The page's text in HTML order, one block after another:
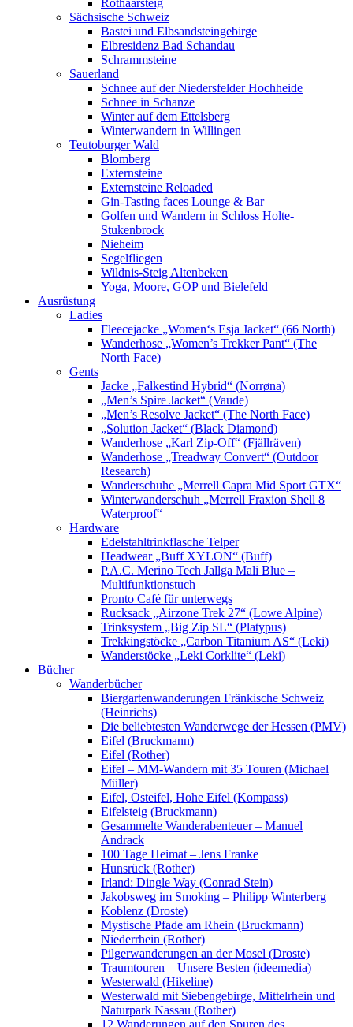
Rothaarsteig
Sächsische Schweiz
Bastei und Elbsandsteingebirge
Elbresidenz Bad Schandau
Schrammsteine
Sauerland
Schnee auf der Niedersfelder Hochheide
Schnee in Schanze
Winter auf dem Ettelsberg
Winterwandern in Willingen
Teutoburger Wald
Blomberg
Externsteine
Externsteine Reloaded
Gin-Tasting faces Lounge & Bar
Golfen und Wandern in Schloss Holte-
Stukenbrock
Nieheim
Segelfliegen
Wildnis-Steig Altenbeken
Yoga, Moore, GOP und Bielefeld
Ausrüstung
Ladies
Fleecejacke „Women‘s Esja Jacket“ (66 North)
Wanderhose „Women’s Trekker Pant“ (The
North Face)
Gents
Jacke „Falkestind Hybrid“ (Norrøna)
„Men’s Spire Jacket“ (Vaude)
„Men’s Resolve Jacket“ (The North Face)
„Solution Jacket“ (Black Diamond)
Wanderhose „Karl Zip-Off“ (Fjällräven)
Wanderhose „Treadway Convert“ (Outdoor
Research)
Wanderschuhe „Merrell Capra Mid Sport GTX“
Winterwanderschuh „Merrell Fraxion Shell 8
Waterproof“
Hardware
Edelstahltrinkflasche Telper
Headwear „Buff XYLON“ (Buff)
P.A.C. Merino Tech Jallga Mali Blue –
Multifunktionstuch
Pronto Café für unterwegs
Rucksack „Airzone Trek 27“ (Lowe Alpine)
Trinksystem „Big Zip SL“ (Platypus)
Trekkingstöcke „Carbon Titanium AS“ (Leki)
Wanderstöcke „Leki Corklite“ (Leki)
Bücher
Wanderbücher
Biergartenwanderungen Fränkische Schweiz
(Heinrichs)
Die beliebtesten Wanderwege der Hessen (PMV)
Eifel (Bruckmann)
Eifel (Rother)
Eifel – MM-Wandern mit 35 Touren (Michael
Müller)
Eifel, Osteifel, Hohe Eifel (Kompass)
Eifelsteig (Bruckmann)
Gesammelte Wanderabenteuer – Manuel
Andrack
100 Tage Heimat – Jens Franke
Hunsrück (Rother)
Irland: Dingle Way (Conrad Stein)
Jakobsweg im Smoking – Philipp Winterberg
Koblenz (Droste)
Mystische Pfade am Rhein (Bruckmann)
Niederrhein (Rother)
Pilgerwanderungen an der Mosel (Droste)
Traumtouren – Unsere Besten (ideemedia)
Westerwald (Hikeline)
Westerwald mit Siebengebirge, Mittelrhein und
Naturpark Nassau (Rother)
12 Wanderungen auf den Spuren des